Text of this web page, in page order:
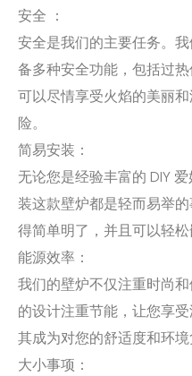
安全 ：
安全是我们的主要任务。
备多种安全功能，包括过
可以尽情享受火焰的美丽
险。
简易安装：
无论您是经验丰富的 DIY
装这款壁炉都是轻而易举
得简单明了，并且可以轻松
能源效率：
我们的壁炉不仅注重时尚
的设计注重节能，让您享
其成为对您的舒适度和环境
大小事项：